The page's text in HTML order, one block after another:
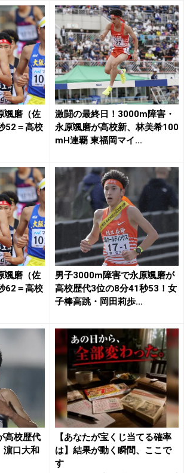
颯磨（佐
52＝高校
激闘の最終日！3000m障害・
永原颯磨が高校新、林美希100
mH連覇 東福岡マイ...
颯磨（佐
62＝高校
男子3000m障害で永原颯磨が
高校歴代3位の8分41秒53！女
子棒高跳・岡田莉歩...
高校歴代
濵口大和
【あなたが宝くじ当てる確率
は】結果が動く瞬間、ここで
す